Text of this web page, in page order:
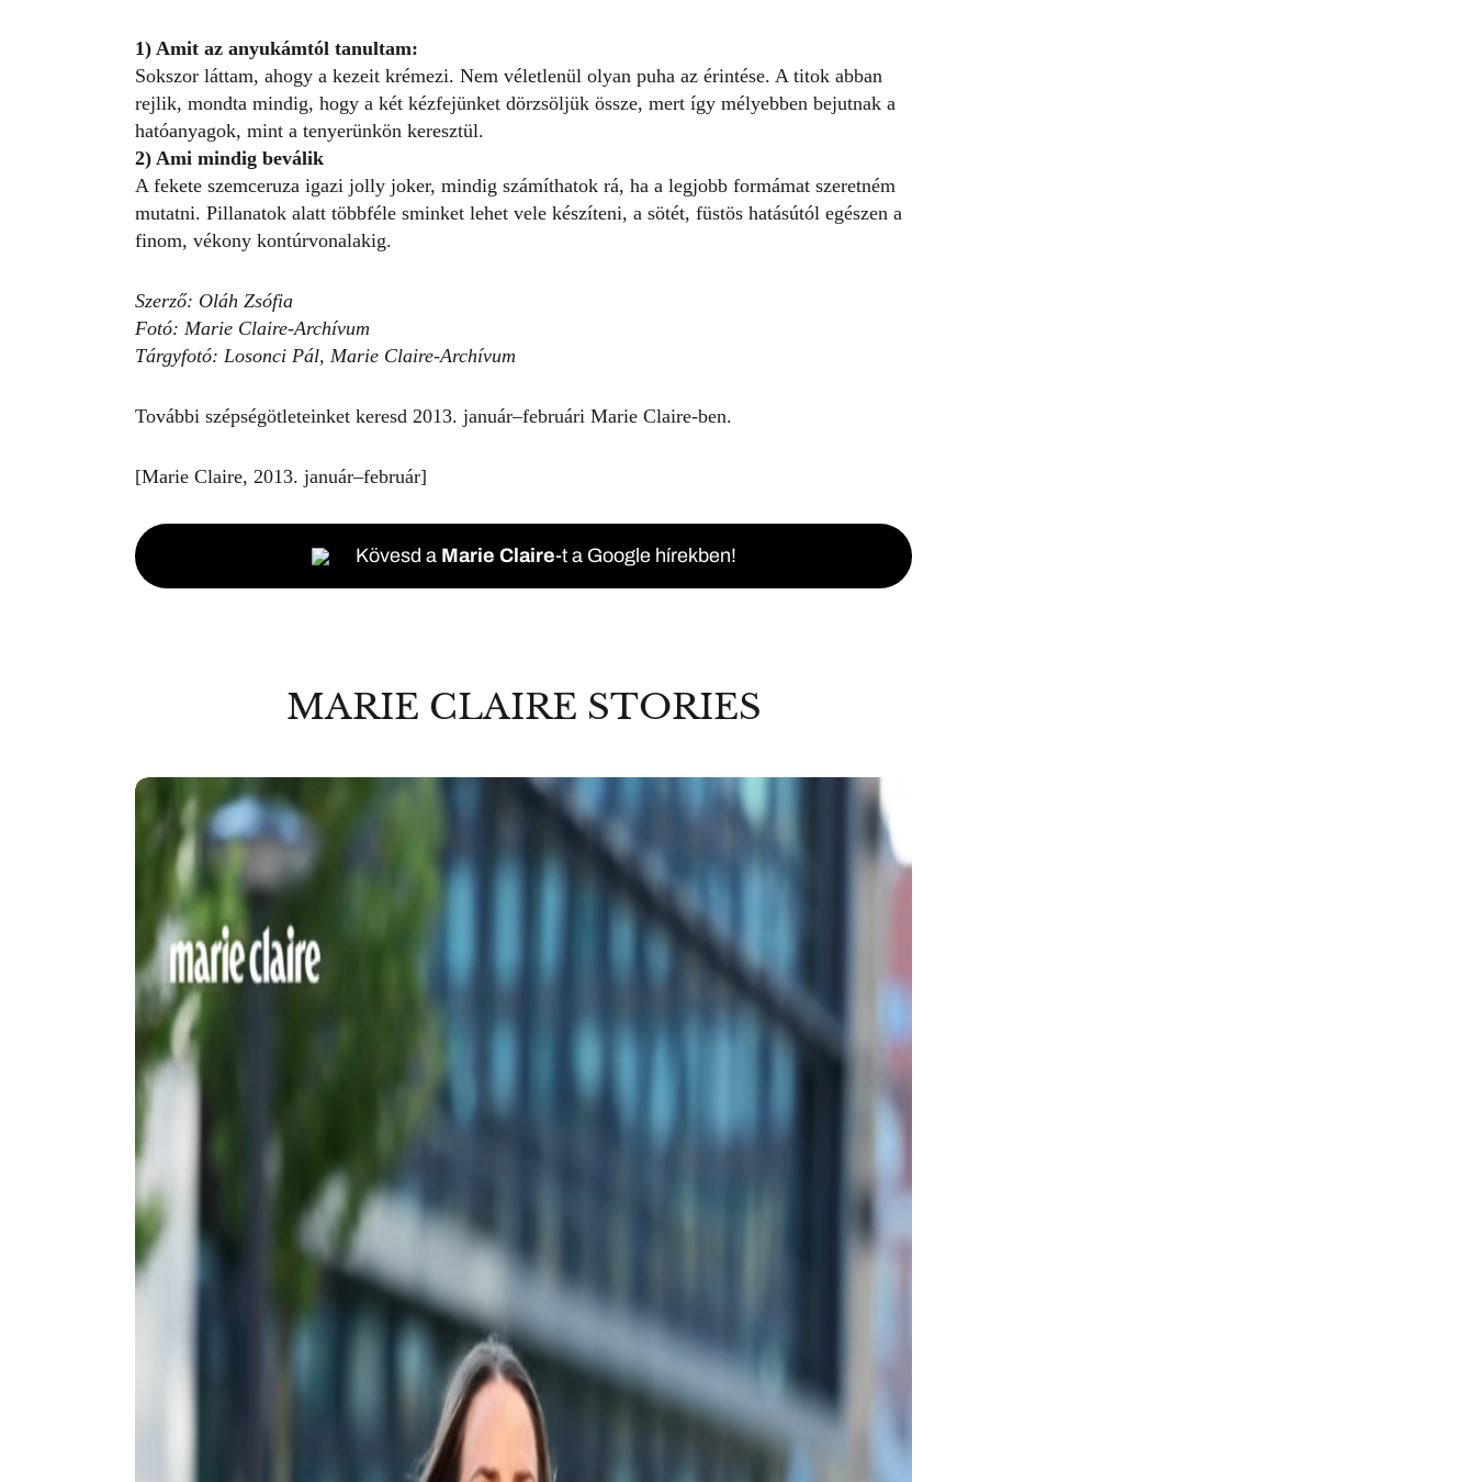
1) Amit az anyukámtól tanultam:
Sokszor láttam, ahogy a kezeit krémezi. Nem véletlenül olyan puha az érintése. A titok abban
rejlik, mondta mindig, hogy a két kézfejünket dörzsöljük össze, mert így mélyebben bejutnak a
hatóanyagok, mint a tenyerünkön keresztül.
2) Ami mindig beválik
A fekete szemceruza igazi jolly joker, mindig számíthatok rá, ha a legjobb formámat szeretném
mutatni. Pillanatok alatt többféle sminket lehet vele készíteni, a sötét, füstös hatásútól egészen a
finom, vékony kontúrvonalakig.
Szerző: Oláh Zsófia
Fotó: Marie Claire-Archívum
Tárgyfotó: Losonci Pál, Marie Claire-Archívum
További szépségötleteinket keresd 2013. január–februári Marie Claire-ben.
[Marie Claire, 2013. január–február]
Kövesd a Marie Claire-t a Google hírekben!
MARIE CLAIRE STORIES